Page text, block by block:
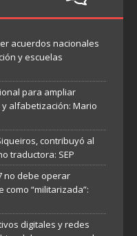
acuerdos nacionales
y escuelas
para ampliar
alfabetización: Mario
contribuyó al
traductora: SEP
no debe operar
“militarizada”:
digitales y redes